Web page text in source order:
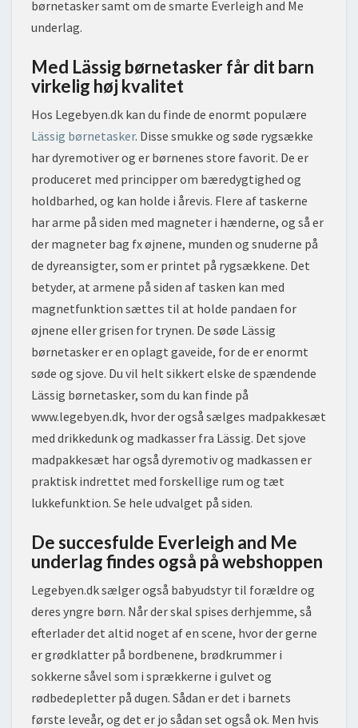
børnetasker samt om de smarte Everleigh and Me
underlag.
Med Lässig børnetasker får dit barn
virkelig høj kvalitet
Hos Legebyen.dk kan du finde de enormt populære
Lässig børnetasker. Disse smukke og søde rygsække
har dyremotiver og er børnenes store favorit. De er
produceret med principper om bæredygtighed og
holdbarhed, og kan holde i årevis. Flere af taskerne
har arme på siden med magneter i hænderne, og så er
der magneter bag fx øjnene, munden og snuderne på
de dyreansigter, som er printet på rygsækkene. Det
betyder, at armene på siden af tasken kan med
magnetfunktion sættes til at holde pandaen for
øjnene eller grisen for trynen. De søde Lässig
børnetasker er en oplagt gaveide, for de er enormt
søde og sjove. Du vil helt sikkert elske de spændende
Lässig børnetasker, som du kan finde på
www.legebyen.dk, hvor der også sælges madpakkesæt
med drikkedunk og madkasser fra Lässig. Det sjove
madpakkesæt har også dyremotiv og madkassen er
praktisk indrettet med forskellige rum og tæt
lukkefunktion. Se hele udvalget på siden.
De succesfulde Everleigh and Me
underlag findes også på webshoppen
Legebyen.dk sælger også babyudstyr til forældre og
deres yngre børn. Når der skal spises derhjemme, så
efterlader det altid noget af en scene, hvor der gerne
er grødklatter på bordbenene, brødkrummer i
sokkerne såvel som i sprækkerne i gulvet og
rødbedepletter på dugen. Sådan er det i barnets
første leveår, og det er jo sådan set også ok. Men hvis